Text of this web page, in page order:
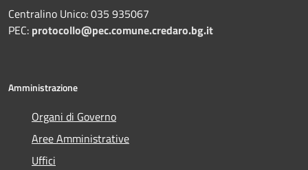
Centralino Unico: 035 935067
PEC: protocollo@pec.comune.credaro.bg.it
Amministrazione
Organi di Governo
Aree Amministrative
Uffici